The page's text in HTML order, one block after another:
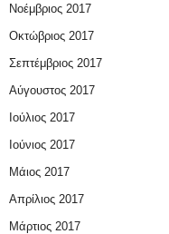
Νοέμβριος 2017
Οκτώβριος 2017
Σεπτέμβριος 2017
Αύγουστος 2017
Ιούλιος 2017
Ιούνιος 2017
Μάιος 2017
Απρίλιος 2017
Μάρτιος 2017